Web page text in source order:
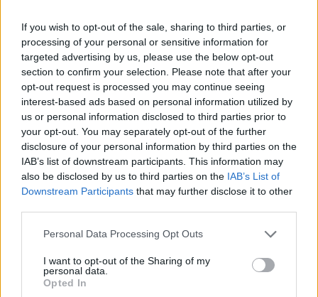
If you wish to opt-out of the sale, sharing to third parties, or
processing of your personal or sensitive information for
targeted advertising by us, please use the below opt-out
section to confirm your selection. Please note that after your
opt-out request is processed you may continue seeing
interest-based ads based on personal information utilized by
us or personal information disclosed to third parties prior to
your opt-out. You may separately opt-out of the further
disclosure of your personal information by third parties on the
IAB’s list of downstream participants. This information may
also be disclosed by us to third parties on the IAB’s List of
Downstream Participants that may further disclose it to other
Please note that this website/app uses one or more Google
not limited to your visit or usage behaviour. You may click to
grant or deny consent to Google and its third-party tags to
use your data for below specified purposes in below Google
Personal Data Processing Opt Outs
I want to opt-out of the Sharing of my
personal data.
Opted In
Βοηθάει στο να διατηρήσετε ένα υγιές βάρος
συστήματος